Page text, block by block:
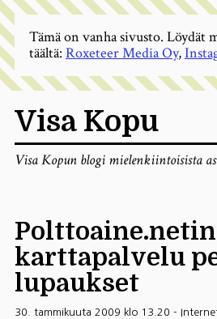
Visa Kopu
Visa Kopun blogi mielenkiintoisista
Polttoaine.netin
karttapalvelu
lupaukset
30. tammikuuta 2009 klo 13.20 -
Tämä on vanha sivusto. Löydät
täältä: Roxeteer Media Oy,